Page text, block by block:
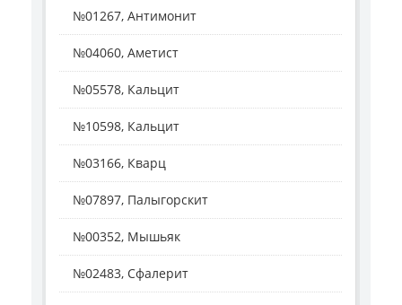
№01267, Антимонит
№04060, Аметист
№05578, Кальцит
№10598, Кальцит
№03166, Кварц
№07897, Палыгорскит
№00352, Мышьяк
№02483, Сфалерит